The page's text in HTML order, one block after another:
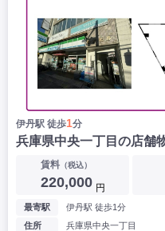
伊丹駅 徒歩1分
兵庫県中央一丁目の店舗
賃料（税込）
220,000 円
最寄駅
伊丹駅 徒歩1分
住所
兵庫県中央一丁目